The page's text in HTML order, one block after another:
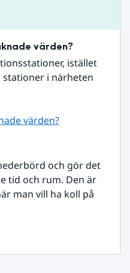
värden?
istället
i närheten
värden?
och gör det
tid och rum. Den är
man vill ha koll på